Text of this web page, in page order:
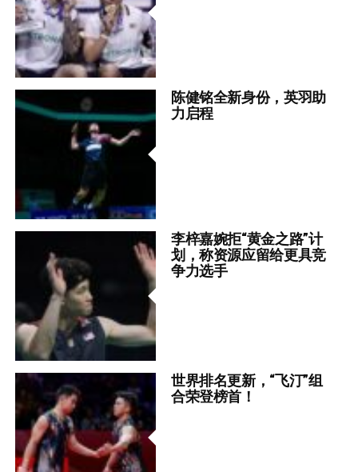
陈健铭全新身份，英羽助
力启程
李梓嘉婉拒“黄金之路”计
划，称资源应留给更具竞
争力选手
世界排名更新，“飞汀”组
合荣登榜首！